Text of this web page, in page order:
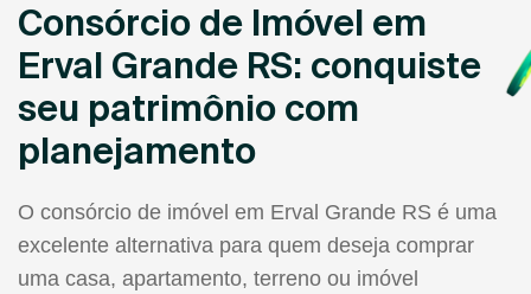
Consórcio de Imóvel em
Erval Grande RS: conquiste
seu patrimônio com
planejamento
O consórcio de imóvel em Erval Grande RS é uma
excelente alternativa para quem deseja comprar
uma casa, apartamento, terreno ou imóvel